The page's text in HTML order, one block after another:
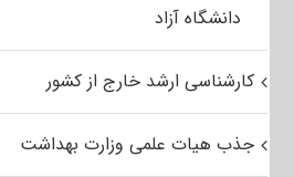
دانشگاه آزاد
کارشناسی ارشد خارج از کشور
جذب هیات علمی وزارت بهداشت